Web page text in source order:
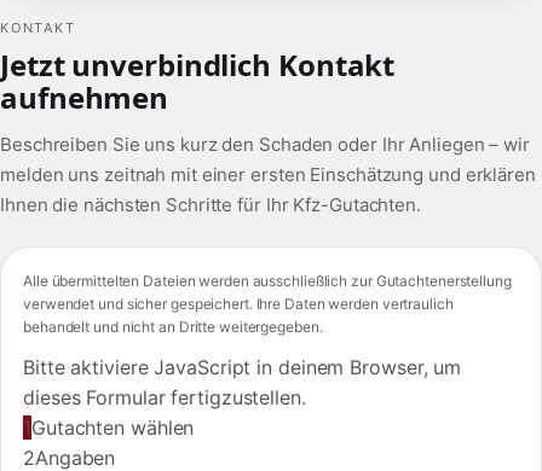
KONTAKT
Jetzt unverbindlich Kontakt
aufnehmen
Beschreiben Sie uns kurz den Schaden oder Ihr Anliegen – wir
melden uns zeitnah mit einer ersten Einschätzung und erklären
Ihnen die nächsten Schritte für Ihr Kfz-Gutachten.
Alle übermittelten Dateien werden ausschließlich zur Gutachtenerstellung
verwendet und sicher gespeichert. Ihre Daten werden vertraulich
behandelt und nicht an Dritte weitergegeben.
Bitte aktiviere JavaScript in deinem Browser, um
dieses Formular fertigzustellen.
1Gutachten wählen
2Angaben